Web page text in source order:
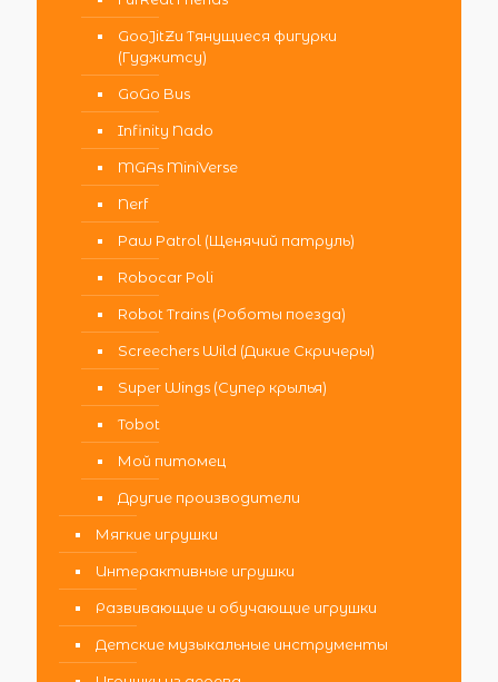
GooJitZu Тянущиеся фигурки
(Гуджитсу)
GoGo Bus
Infinity Nado
MGAs MiniVerse
Nerf
Paw Patrol (Щенячий патруль)
Robocar Poli
Robot Trains (Роботы поезда)
Screechers Wild (Дикие Скричеры)
Super Wings (Супер крылья)
Tobot
Мой питомец
Другие производители
Мягкие игрушки
Интерактивные игрушки
Развивающие и обучающие игрушки
Детские музыкальные инструменты